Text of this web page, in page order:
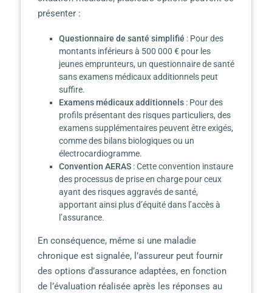
présenter :
Questionnaire de santé simplifié : Pour des
montants inférieurs à 500 000 € pour les
jeunes emprunteurs, un questionnaire de santé
sans examens médicaux additionnels peut
suffire.
Examens médicaux additionnels: Pour des
profils présentant des risques particuliers, des
examens supplémentaires peuvent être exigés,
comme des bilans biologiques ou un
électrocardiogramme.
Convention AERAS: Cette convention instaure
des processus de prise en charge pour ceux
ayant des risques aggravés de santé,
apportant ainsi plus d’équité dans l’accès à
l’assurance.
En conséquence, même si une maladie
chronique est signalée, l’assureur peut fournir
des options d’assurance adaptées, en fonction
de l’évaluation réalisée après les réponses au